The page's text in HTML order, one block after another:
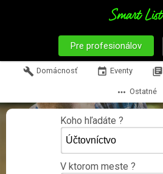
Pre profesionálov
build Domácnosť event Eventy library_books
more_horiz Ostatné
Koho hľadáte ?
V ktorom meste ?